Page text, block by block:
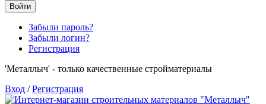
Войти
Забыли пароль?
Забыли логин?
Регистрация
'Металлыч' - только качественные стройматериалы
Вход /Регистрация